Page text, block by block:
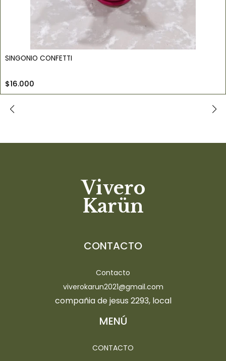
SINGONIO CONFETTI
$16.000
Vivero
Karün
CONTACTO
Contacto
viverokarun2021@gmail.com
compañia de jesus 2293, local
MENÚ
CONTACTO